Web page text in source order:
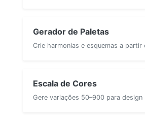
Gerador de Paletas
Crie harmonias e esquemas a partir
Escala de Cores
Gere variações 50–900 para design